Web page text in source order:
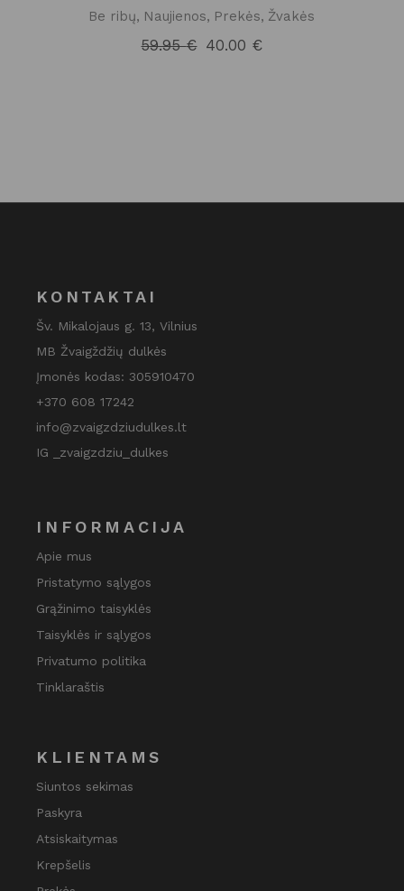
Be ribų Naujienos Prekės Žvakės
59.95€ Original
40.00 €
Current
KONTAKTAI
Šv. Mikalojaus g. 13, Vilnius
MB Žvaigždžių dulkės
Įmonės kodas: 305910470
+370 608 17242
info@zvaigzdziudulkes.lt
IG _zvaigzdziu_dulkes
INFORMACIJA
Apie mus
Pristatymo sąlygos
Grąžinimo taisyklės
Taisyklės ir sąlygos
Privatumo politika
Tinklaraštis
KLIENTAMS
Siuntos sekimas
Paskyra
Atsiskaitymas
Krepšelis